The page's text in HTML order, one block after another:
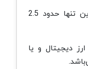
تولید یک بلاک لایت کوین تنها حدود 2.5
دیجیتال و یا